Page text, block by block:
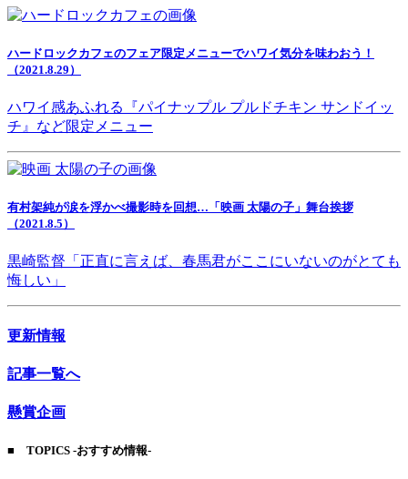
ハードロックカフェのフェア限定メニューでハワイ気分を味わおう！
（2021.8.29）
ハワイ感あふれる『パイナップル プルドチキン サンドイッ
チ』など限定メニュー
有村架純が涙を浮かべ撮影時を回想…「映画 太陽の子」舞台挨拶
（2021.8.5）
黒崎監督「正直に言えば、春馬君がここにいないのがとても
悔しい」
更新情報
記事一覧へ
懸賞企画
■ TOPICS -おすすめ情報-